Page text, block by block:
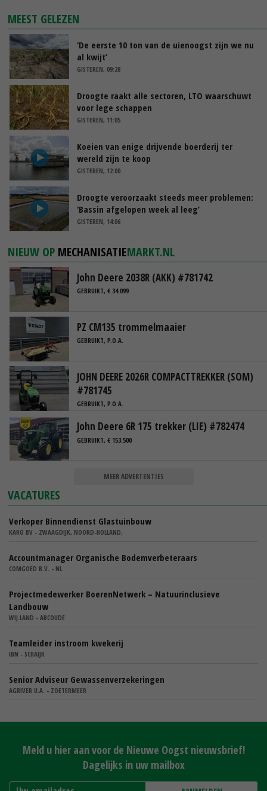
MEEST GELEZEN
‘De eerste 10 ton van de uienoogst zijn we nu
al kwijt’
GISTEREN, 09:28
Droogte raakt alle sectoren, LTO waarschuwt
voor lege schappen
GISTEREN, 11:05
Koeien van enige drijvende boerderij ter
wereld zijn te koop
GISTEREN, 12:00
Droogte veroorzaakt steeds meer problemen:
‘Bassin afgelopen week al leeg’
GISTEREN, 14:06
NIEUW OP MECHANISATIEMARKT.NL
John Deere 2038R (AKK) #781742
GEBRUIKT, € 34.099
PZ CM135 trommelmaaier
GEBRUIKT, P.O.A.
JOHN DEERE 2026R COMPACTTREKKER (SOM)
#781745
GEBRUIKT, P.O.A.
John Deere 6R 175 trekker (LIE) #782474
GEBRUIKT, € 153.500
MEER ADVERTENTIES
VACATURES
Verkoper Binnendienst Glastuinbouw
KARO BV - ZWAAGDIJK, NOORD-HOLLAND,
Accountmanager Organische Bodemverbeteraars
COMGOED B.V. - NL
Projectmedewerker BoerenNetwerk – Natuurinclusieve
Landbouw
WIJ.LAND - ABCOUDE
Teamleider instroom kwekerij
IBN - SCHAIJK
Senior Adviseur Gewassenverzekeringen
AGRIVER U.A. - ZOETERMEER
Meld u hier aan voor de Nieuwe Oogst nieuwsbrief!
Dagelijks in uw mailbox